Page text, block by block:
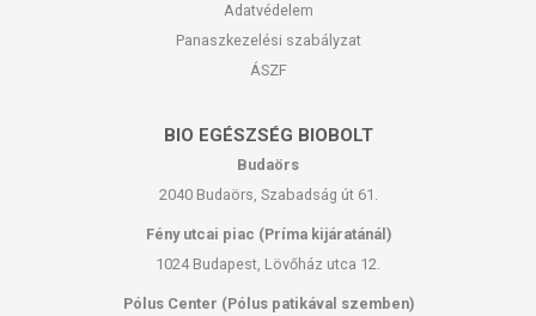
Adatvédelem
Panaszkezelési szabályzat
ÁSZF
BIO EGÉSZSÉG BIOBOLT
Budaörs
2040 Budaörs, Szabadság út 61.
Fény utcai piac (Príma kijáratánál)
1024 Budapest, Lövőház utca 12.
Pólus Center (Pólus patikával szemben)